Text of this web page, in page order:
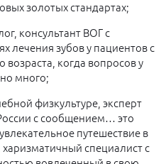
золотых стандартах;
консультант ВОГ с
лечения зубов у пациентов с
когда вопросов у
много;
физкультуре, эксперт
с сообщением… это
путешествие в
специалист с